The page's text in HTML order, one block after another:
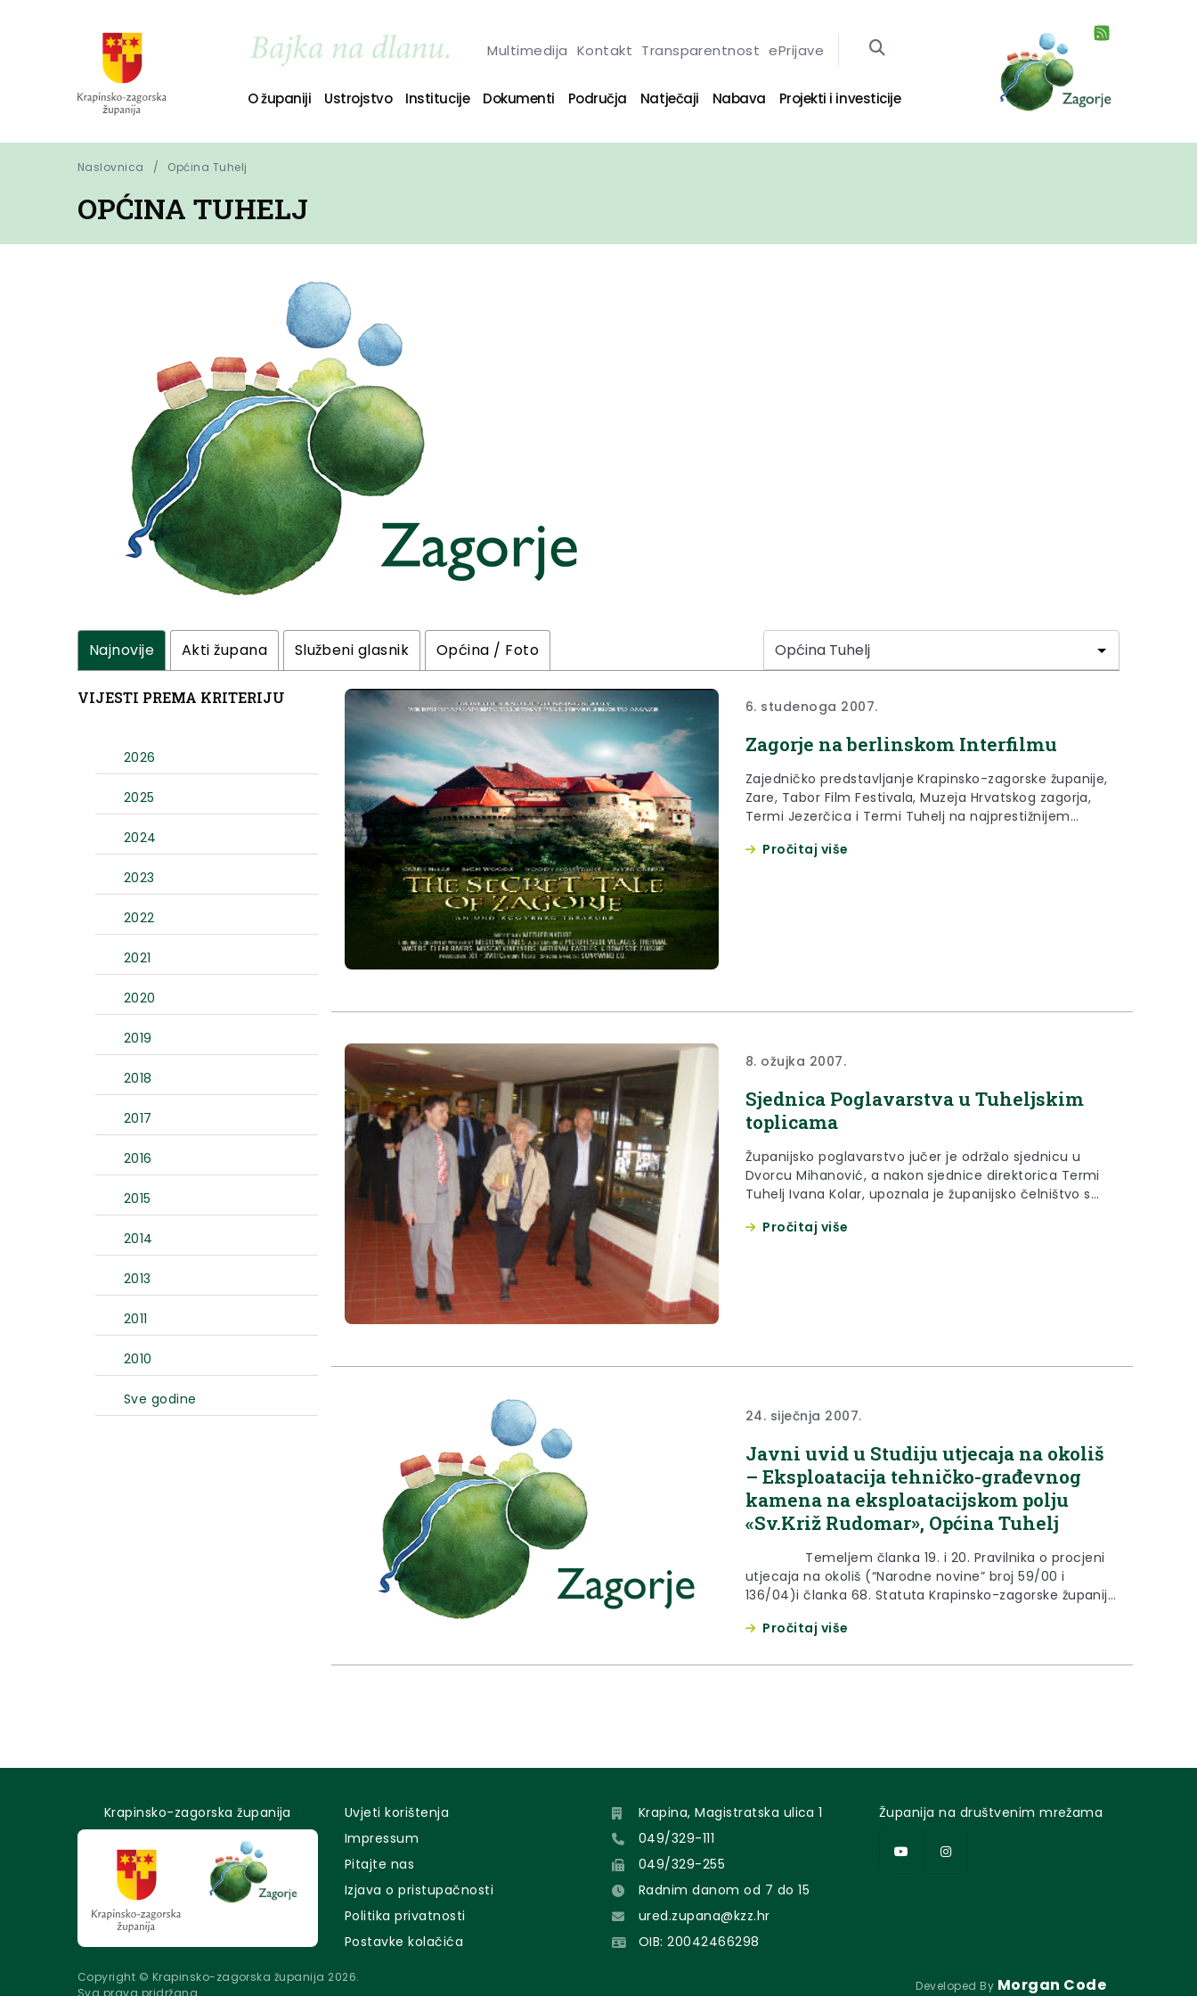
Multimedija Kontakt Transparentnost ePrijave
O županiji Ustrojstvo Institucije Dokumenti Područja Natječaji Nabava Projekti i investicije
Naslovnica Općina Tuhelj
OPĆINA TUHELJ
Najnovije Akti župana Službeni glasnik Općina / Foto
VIJESTI PREMA KRITERIJU
2026
2025
2024
2023
2022
2021
2020
2019
2018
2017
2016
2015
2014
2013
2011
2010
Sve godine
6. studenoga 2007.
Zagorje na berlinskom Interfilmu
Zajedničko predstavljanje Krapinsko-zagorske županije,
Zare, Tabor Film Festivala, Muzeja Hrvatskog zagorja,
Termi Jezerčica i Termi Tuhelj na najprestižnijem
Pročitaj više
8. ožujka 2007.
Sjednica Poglavarstva u Tuheljskim
toplicama
Županijsko poglavarstvo jučer je održalo sjednicu u
Dvorcu Mihanović, a nakon sjednice direktorica Termi
Tuhelj Ivana Kolar, upoznala je županijsko čelništvo s
te prezentacije uslijedio je obilazak.
Pročitaj više
24. siječnja 2007.
Javni uvid u Studiju utjecaja na okoliš
– Eksploatacija tehničko-građevnog
kamena na eksploatacijskom polju
«Sv.Križ Rudomar», Općina Tuhelj
Temeljem članka 19. i 20. Pravilnika o procjeni
utjecaja na okoliš (“Narodne novine” broj 59/00 i
136/04)i članka 68. Statuta Krapinsko-zagorske županije
13/01), objavljuje se JAVNI UVIDu Studiju utjecaja na
naeksploatacijskom polju «Sv.Križ Rudomar», Općina
Pročitaj više
Krapinsko-zagorska županija
Uvjeti korištenja
Impressum
Pitajte nas
Izjava o pristupačnosti
Politika privatnosti
Postavke kolačića
Krapina, Magistratska ulica 1
049/329-111
049/329-255
Radnim danom od 7 do 15
ured.zupana@kzz.hr
OIB: 20042466298
Županija na društvenim mrežama
Copyright © Krapinsko-zagorska županija 2026.
Sva prava pridržana.
Developed By Morgan Code